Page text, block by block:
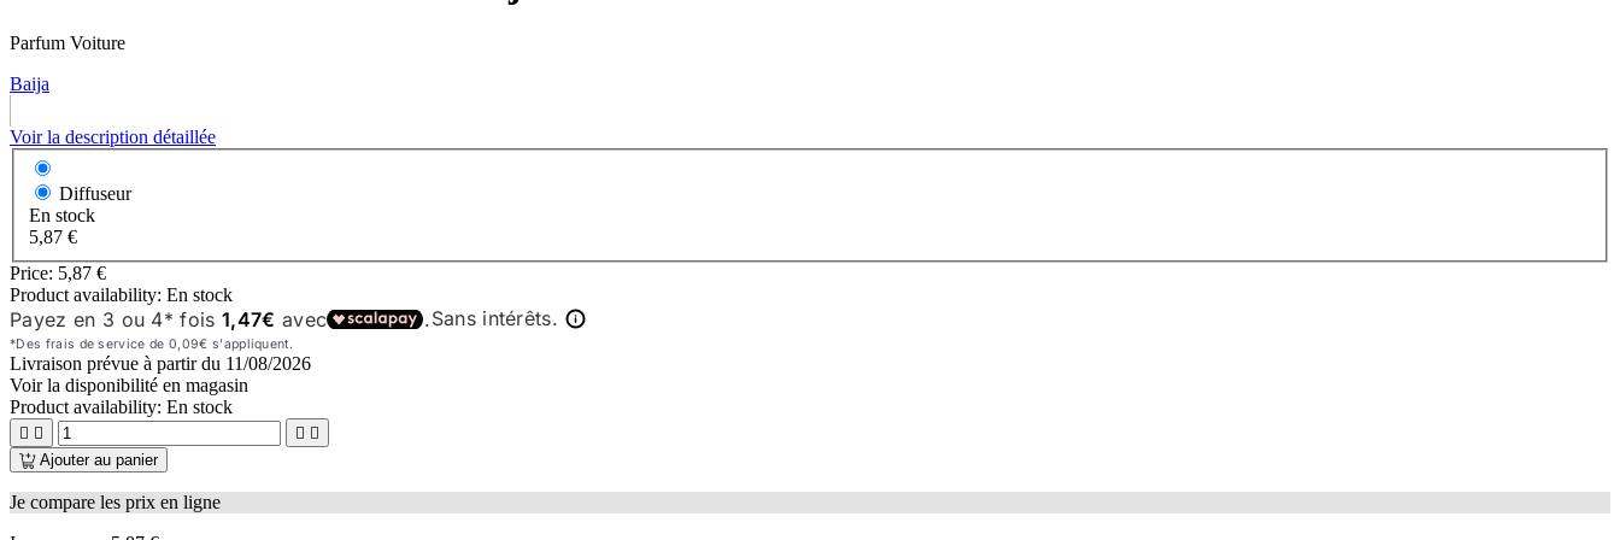
Parfum Voiture
Baija
Voir la description détaillée
Diffuseur
En stock
5,87 €
Price: 5,87 €
Product availability: En stock
Livraison prévue à partir du 11/08/2026
Voir la disponibilité en magasin
Product availability: En stock
   
Ajouter au panier
Je compare les prix en ligne